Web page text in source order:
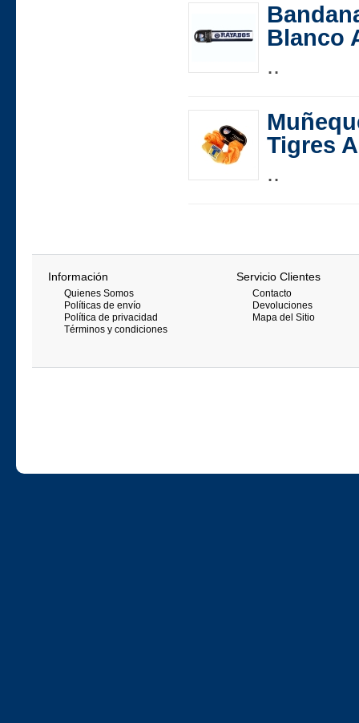
Blanco
..
Tigres
..
Información
Quienes Somos
Políticas de envío
Política de privacidad
Términos y condiciones
Servicio Clientes
Contacto
Devoluciones
Mapa del Sitio